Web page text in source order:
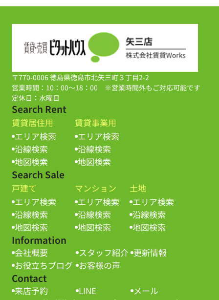
〒770-0006 徳島県徳島市北矢三町３丁目2-2
営業時間：10：00～18：00 ※営業時間外もご対応可能です
定休日：水曜日
Search Rent
賃貸居住用
エリア検索
沿線検索
地図検索
賃貸事業用
エリア検索
沿線検索
地図検索
Search Sale
戸建て
エリア検索
沿線検索
地図検索
マンション
エリア検索
沿線検索
地図検索
土地
エリア検索
沿線検索
地図検索
Information
会社概要 スタッフ紹介 更新情報
お役立ちブログ お客様の声
Contact
来店予約 LINE メール